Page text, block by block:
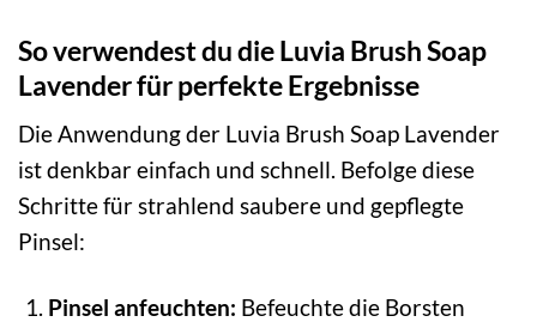
So verwendest du die Luvia Brush Soap
Lavender für perfekte Ergebnisse
Die Anwendung der Luvia Brush Soap Lavender
ist denkbar einfach und schnell. Befolge diese
Schritte für strahlend saubere und gepflegte
Pinsel:
Pinsel anfeuchten: Befeuchte die Borsten